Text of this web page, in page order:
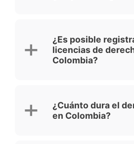
¿Es posible
licencias de
Colombia?
¿Cuánto dura el
en Colombia?